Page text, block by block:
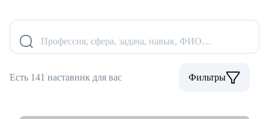
Профессия, сфера, задача, навык, ФИО…
Есть 141 наставник для вас Фильтры